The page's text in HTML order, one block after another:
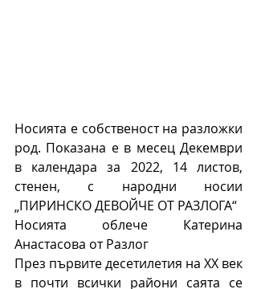
Носи­ята е собственост на разложки
род. Показана е в месец Декември
в календара за 2022, 14 листов,
стенен, с народни носии
Носията облече Катерина
Анастасова от Разлог
През първите десетилетия на ХХ век
в почти всички райони саята се